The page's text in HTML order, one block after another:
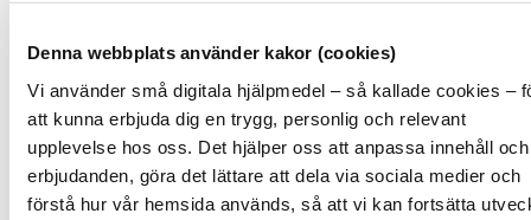
Denna webbplats använder kakor (cookies)
Vi använder små digitala hjälpmedel – så kallade cookies –
att kunna erbjuda dig en trygg, personlig och relevant
upplevelse hos oss. Det hjälper oss att anpassa innehåll och
erbjudanden, göra det lättare att dela via sociala medier och
förstå hur vår hemsida används, så att vi kan fortsätta
enskild persons betalningsförmåga innan de anmäler sig till
kurs eller behandling hos oss.
Vill du dela upp en faktura över flera månader kostar det 50:-
för varje faktura som ingår i avbetalningsplanen.
Avbetalningsplanen står på varje faktura och genom att
betala den första fakturan godkänner du avbetalningsplanen.